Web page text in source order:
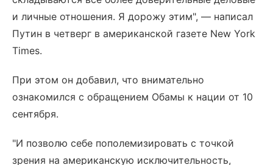
и личные отношения. Я дорожу этим", — написал
Путин в четверг в американской газете New York
Times.
При этом он добавил, что внимательно
ознакомился с обращением Обамы к нации от 10
сентября.
"И позволю себе пополемизировать с точкой
зрения на американскую исключительность,